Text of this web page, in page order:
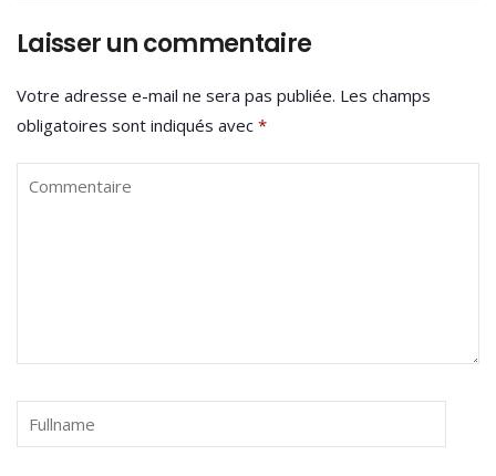
Laisser un commentaire
Votre adresse e-mail ne sera pas publiée. Les champs
obligatoires sont indiqués avec *